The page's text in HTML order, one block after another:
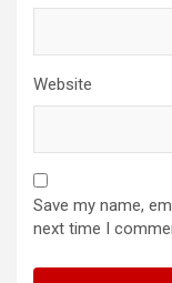
Website
Save my name,
next time I